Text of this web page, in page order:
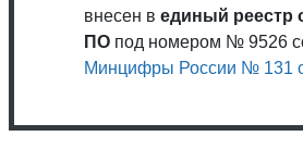
внесен в единый реестр
ПО под номером № 9526
Минцифры России № 131